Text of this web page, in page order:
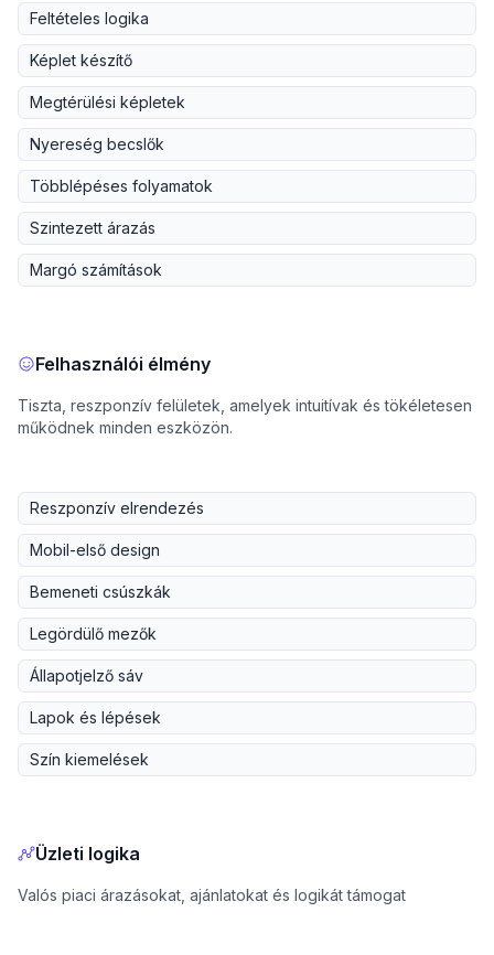
Feltételes logika
Képlet készítő
Megtérülési képletek
Nyereség becslők
Többlépéses folyamatok
Szintezett árazás
Margó számítások
Felhasználói élmény
Tiszta, reszponzív felületek, amelyek intuitívak és tökéletesen
működnek minden eszközön.
Reszponzív elrendezés
Mobil-első design
Bemeneti csúszkák
Legördülő mezők
Állapotjelző sáv
Lapok és lépések
Szín kiemelések
Üzleti logika
Valós piaci árazásokat, ajánlatokat és logikát támogat